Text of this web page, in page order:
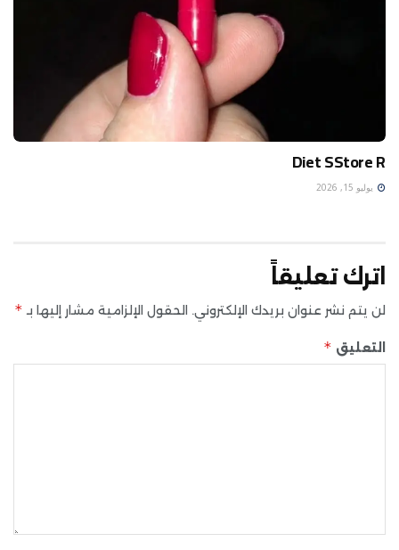
Diet SStore R
يوليو 15, 2026
اترك تعليقاً
لن يتم نشر عنوان بريدك الإلكتروني. الحقول الإلزامية مشار إليها بـ *
التعليق *